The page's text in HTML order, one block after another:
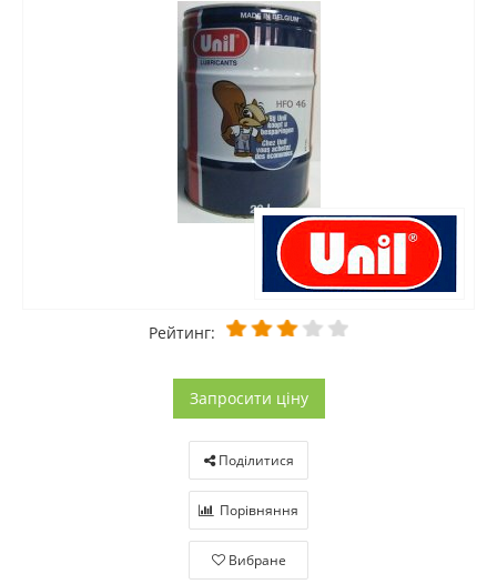
Рейтинг:
Запросити ціну
Поділитися
Порівняння
Вибране